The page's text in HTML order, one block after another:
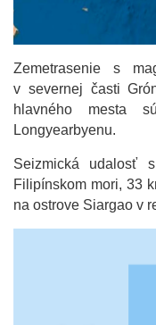
Zemetrasenie s
v severnej časti
hlavného mesta
Longyearbyenu.
Seizmická udalosť
Filipínskom mori, 33
na ostrove Siargao v